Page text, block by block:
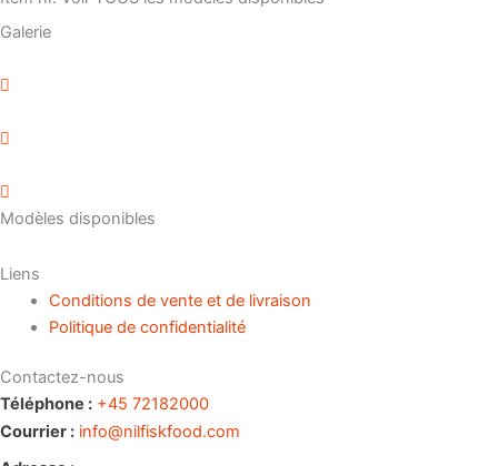
Galerie
Modèles disponibles
Liens
Conditions de vente et de livraison
Politique de confidentialité
Contactez-nous
Téléphone : +45 72182000
Courrier : info@nilfiskfood.com